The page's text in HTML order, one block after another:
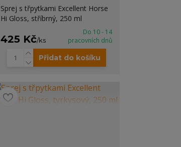
Sprej s třpytkami Excellent Horse
Hi Gloss, stříbrný, 250 ml
425 Kč/ks
Do 10 - 14
pracovních dnů
Přidat do košíku